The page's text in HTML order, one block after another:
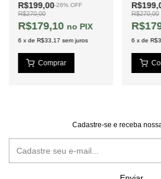
R$199,00-26% OFF
R$270,00
R$179,10 PIX
6 xde R$33,17 sem juros
R$270,00
6 xde
Cadastre-se e receba